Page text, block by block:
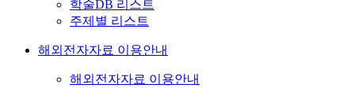
학술DB 리스트
주제별 리스트
해외전자자료 이용안내
해외전자자료 이용안내